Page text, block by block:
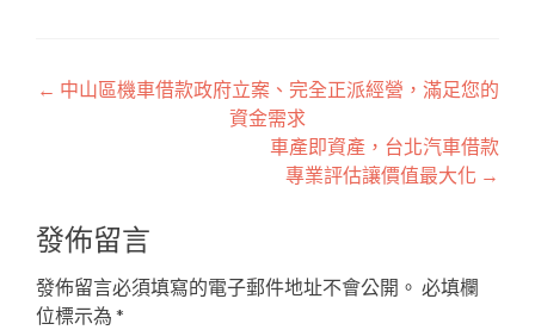
文
覽
← 中山區機車借款政府立案、完全正派經營，滿足您的
資金需求
車產即資產，台北汽車借款
專業評估讓價值最大化 →
發佈留言
發佈留言必須填寫的電子郵件地址不會公開。 必填欄
位標示為 *